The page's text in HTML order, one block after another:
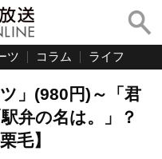
ツ コラム ライフ
」(980円)～「君
弁の名は。」？
毛】